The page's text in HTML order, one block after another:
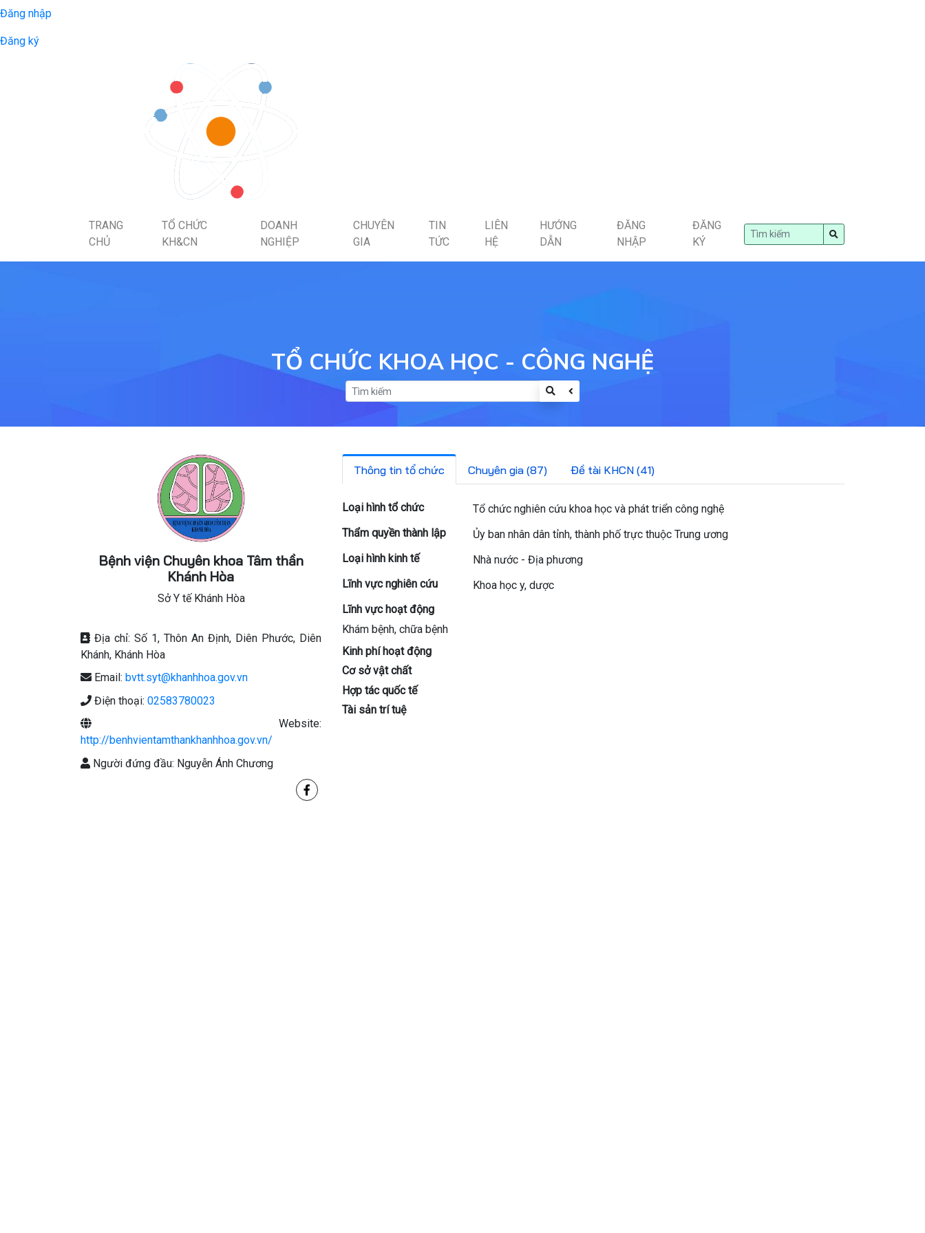
Đăng nhập
Đăng ký
TRANG
CHỦ
TỔ CHỨC
KH&CN
DOANH
NGHIỆP
CHUYÊN
GIA
TIN
TỨC
LIÊN
HỆ
HƯỚNG
DẪN
ĐĂNG
NHẬP
ĐĂNG
KÝ
TỔ CHỨC KHOA HỌC - CÔNG NGHỆ
Bệnh viện Chuyên khoa Tâm thần
Khánh Hòa
Sở Y tế Khánh Hòa
Địa chỉ: Số 1, Thôn An Định, Diên Phước, Diên
Khánh, Khánh Hòa
Email: bvtt.syt@khanhhoa.gov.vn
Điện thoại: 02583780023
Website:
http://benhvientamthankhanhhoa.gov.vn/
Người đứng đầu: Nguyễn Ánh Chương
Thông tin tổ chức Chuyên gia (87) Đề tài KHCN (41)
Loại hình tổ chức
Tổ chức nghiên cứu khoa học và phát triển công nghệ
Thẩm quyền thành lập
Ủy ban nhân dân tỉnh, thành phố trực thuộc Trung ương
Loại hình kinh tế
Nhà nước - Địa phương
Lĩnh vực nghiên cứu
Khoa học y, dược
Lĩnh vực hoạt động
Khám bệnh, chữa bệnh
Kinh phí hoạt động
Cơ sở vật chất
Hợp tác quốc tế
Tài sản trí tuệ